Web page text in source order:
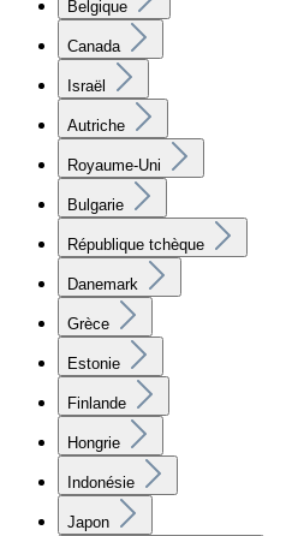
Belgique
Canada
Israël
Autriche
Royaume-Uni
Bulgarie
République tchèque
Danemark
Grèce
Estonie
Finlande
Hongrie
Indonésie
Japon